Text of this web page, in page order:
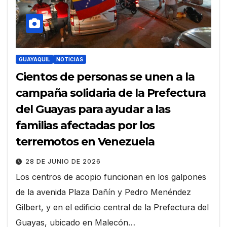
GUAYAQUIL NOTICIAS
Cientos de personas se unen a la
campaña solidaria de la Prefectura
del Guayas para ayudar a las
familias afectadas por los
terremotos en Venezuela
28 DE JUNIO DE 2026
Los centros de acopio funcionan en los galpones
de la avenida Plaza Dañín y Pedro Menéndez
Gilbert, y en el edificio central de la Prefectura del
Guayas, ubicado en Malecón…